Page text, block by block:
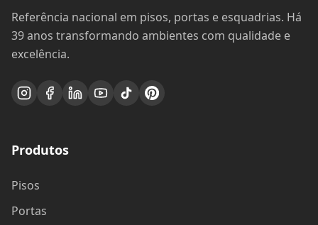
Referência nacional em pisos, portas e esquadrias. Há
39 anos transformando ambientes com qualidade e
excelência.
Produtos
Pisos
Portas